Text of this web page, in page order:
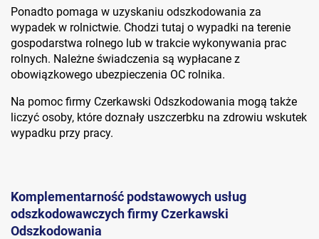
Ponadto pomaga w uzyskaniu odszkodowania za
wypadek w rolnictwie. Chodzi tutaj o wypadki na terenie
gospodarstwa rolnego lub w trakcie wykonywania prac
rolnych. Należne świadczenia są wypłacane z
obowiązkowego ubezpieczenia OC rolnika.
Na pomoc firmy Czerkawski Odszkodowania mogą także
liczyć osoby, które doznały uszczerbku na zdrowiu wskutek
wypadku przy pracy.
Komplementarność podstawowych usług
odszkodowawczych firmy Czerkawski
Odszkodowania